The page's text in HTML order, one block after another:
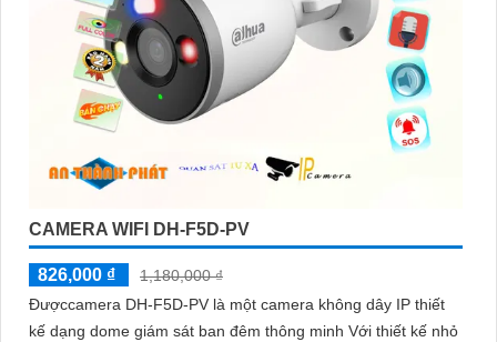
CAMERA WIFI DH-F5D-PV
826,000 ₫
1,180,000 ₫
Đượccamera DH-F5D-PV là một camera không dây IP thiết
kế dạng dome giám sát ban đêm thông minh Với thiết kế nhỏ